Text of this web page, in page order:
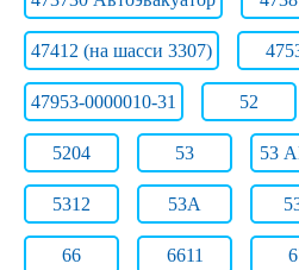
47412 (на шасси 3307)
47953-0000010-31 52
5204 53 53
5312 53А
66 6611